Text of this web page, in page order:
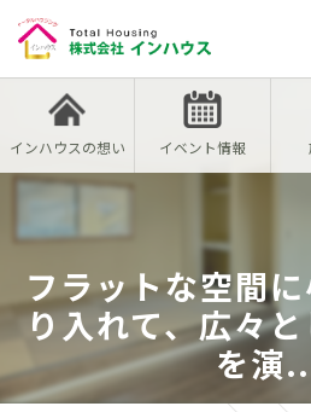
インハウスの想い イベント情報
フラットな空間に
り入れて、広々と
を演